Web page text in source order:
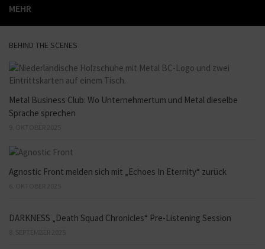
MEHR
BEHIND THE SCENES
Metal Business Club: Wo Unternehmertum und Metal dieselbe
Sprache sprechen
Agnostic Front melden sich mit „Echoes In Eternity“ zurück
DARKNESS „Death Squad Chronicles“ Pre-Listening Session